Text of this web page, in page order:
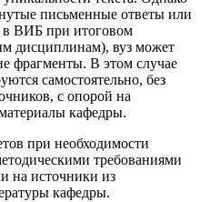
письменные ответы или
в ВИБ при итоговом
дисциплинам), вуз может
фрагменты. В этом случае
самостоятельно, без
с опорой на
кафедры.
при необходимости
требованиями
на источники из
кафедры.